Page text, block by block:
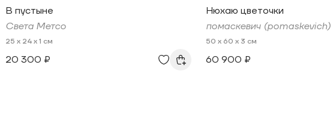
В пустыне
Света Метсо
25 x 24 x 1 см
20 300 ₽
Нюхаю цветочки
помаскевич (pomaskevich)
50 x 60 x 3 см
60 900 ₽